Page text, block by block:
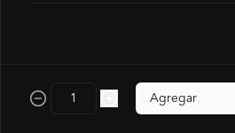
Agregar